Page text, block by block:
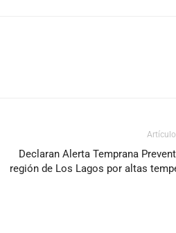
Declaran Alerta Temprana
región de Los Lagos por altas